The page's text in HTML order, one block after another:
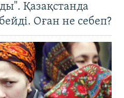
Қазақстанда
Оған не себеп?